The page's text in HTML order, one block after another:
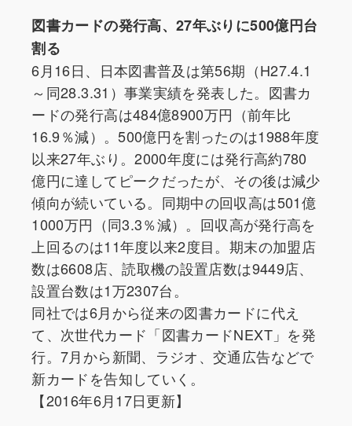
図書カードの発行高、27年ぶりに500億円台
割る
6月16日、日本図書普及は第56期（H27.4.1
～同28.3.31）事業実績を発表した。図書カ
ードの発行高は484億8900万円（前年比
16.9％減）。500億円を割ったのは1988年度
以来27年ぶり。2000年度には発行高約780
億円に達してピークだったが、その後は減少
傾向が続いている。同期中の回収高は501億
1000万円（同3.3％減）。回収高が発行高を
上回るのは11年度以来2度目。期末の加盟店
数は6608店、読取機の設置店数は9449店、
設置台数は1万2307台。
同社では6月から従来の図書カードに代え
て、次世代カード「図書カードNEXT」を発
行。7月から新聞、ラジオ、交通広告などで
新カードを告知していく。
【2016年6月17日更新】